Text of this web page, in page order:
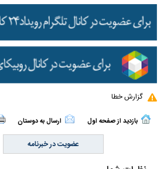
گزارش خطا
بازدید از صفحه اول ارسال به دوستان
عضویت در خبرنامه